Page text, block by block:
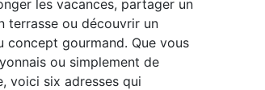
les vacances, partager un
terrasse ou découvrir un
concept gourmand. Que vous
ou simplement de
voici six adresses qui